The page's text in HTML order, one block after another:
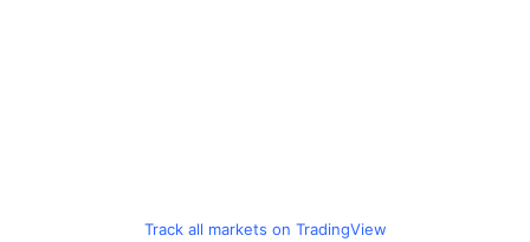
Track all markets on TradingView